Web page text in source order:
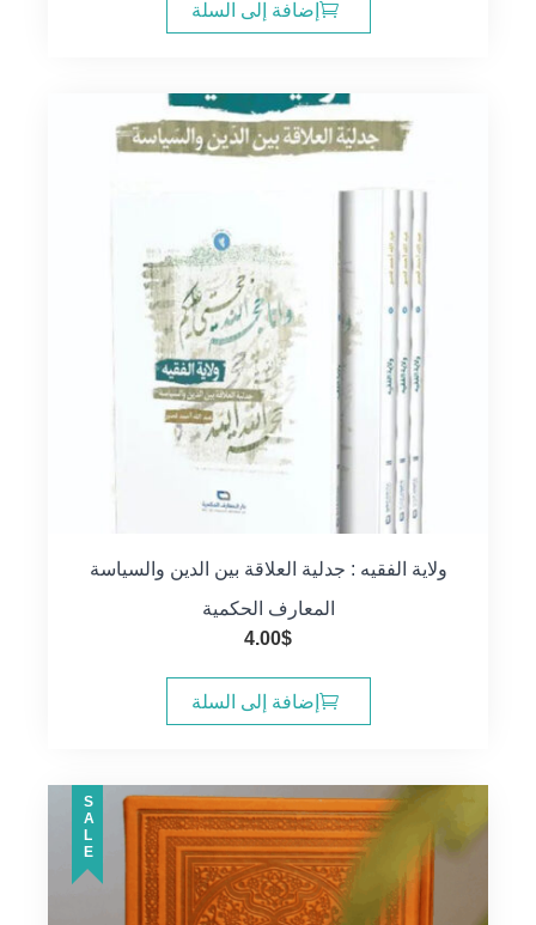
إضافة إلى السلة
ولاية الفقيه : جدلية العلاقة بين الدين والسياسة
المعارف الحكمية
4.00$
إضافة إلى السلة
SALE